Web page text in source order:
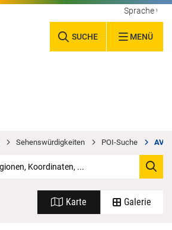
SUCHE MENÜ
Sprache
Sehenswürdigkeiten POI-Suche
Karte Galerie